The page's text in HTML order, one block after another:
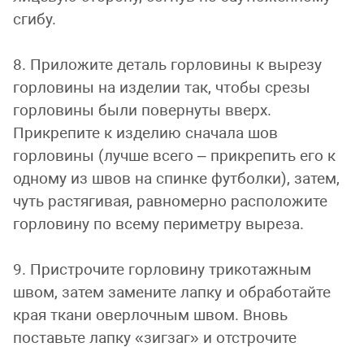
сгибу.
8. Приложите деталь горловины к вырезу
горловины на изделии так, чтобы срезы
горловины были повернуты вверх.
Прикрепите к изделию сначала шов
горловины (лучше всего – прикрепить его к
одному из швов на спинке футболки), затем,
чуть растягивая, равномерно расположите
горловину по всему периметру выреза.
9. Пристрочите горловину трикотажным
швом, затем замените лапку и обработайте
края ткани оверлочным швом. Вновь
поставьте лапку «зигзаг» и отстрочите